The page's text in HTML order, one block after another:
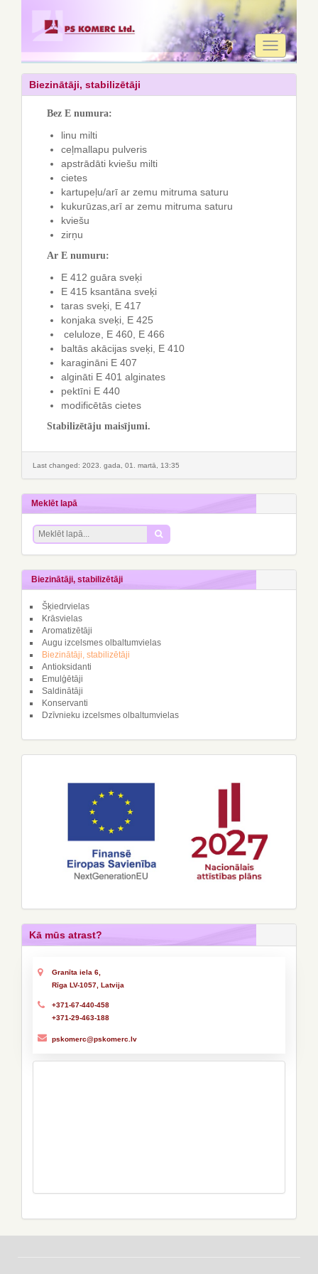
Toggle
navigation
Biezinātāji, stabilizētāji
Bez E numura:
linu milti
ceļmallapu pulveris
apstrādāti kviešu milti
cietes
kartupeļu/arī ar zemu mitruma saturu
kukurūzas,arī ar zemu mitruma saturu
kviešu
zirņu
Ar E numuru:
E 412 guāra sveķi
E 415 ksantāna sveķi
taras sveķi, E 417
konjaka sveķi, E 425
celuloze, E 460, E 466
baltās akācijas sveķi, E 410
karagināni E 407
algināti E 401 alginates
pektīni E 440
modificētās cietes
Stabilizētāju maisījumi.
Last changed: 2023. gada, 01. martā, 13:35
Meklēt lapā
Biezinātāji, stabilizētāji
Šķiedrvielas
Krāsvielas
Aromatizētāji
Augu izcelsmes olbaltumvielas
Biezinātāji, stabilizētāji
Antioksidanti
Emulģētāji
Saldinātāji
Konservanti
Dzīvnieku izcelsmes olbaltumvielas
Kā mūs atrast?
Granīta iela 6,
Rīga LV-1057, Latvija
+371-67-440-458
+371-29-463-188
pskomerc@pskomerc.lv